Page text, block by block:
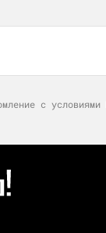
с условиями